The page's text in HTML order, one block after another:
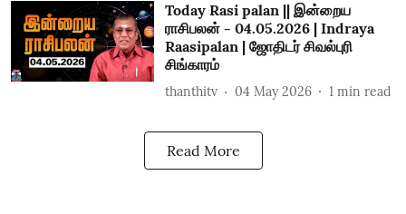
Today Rasi palan || இன்றைய
ராசிபலன் - 04.05.2026 | Indraya
Raasipalan | ஜோதிடர் சிவல்புரி
சிங்காரம்
thanthitv 04 May 2026 1 min read
Read More